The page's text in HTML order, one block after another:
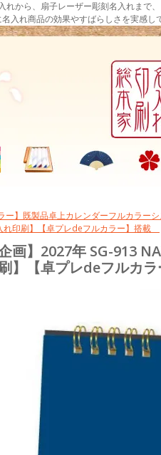
から、扇子レーザー彫刻名入れま
入れ商品の効果やすばらしさを実感し
ー】既製品卓上カレンダーフルカラー
れ印刷】【卓プレdeフルカラー】搭載
企画】2027年 SG-913
】【卓プレdeフルカ